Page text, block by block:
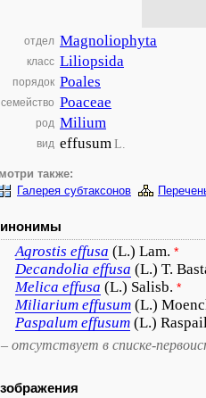
отдел Magnoliophyta
класс Liliopsida
порядок Poales
семейство Poaceae
род Milium
вид effusumL.
также:
Галерея субтаксонов
Agrostis effusa (L.) Lam. *
Decandolia effusa (L.) T.
Melica effusa (L.) Salisb. *
Miliarium effusum (L.)
Paspalum effusum (L.)
– отсутствует в списке-